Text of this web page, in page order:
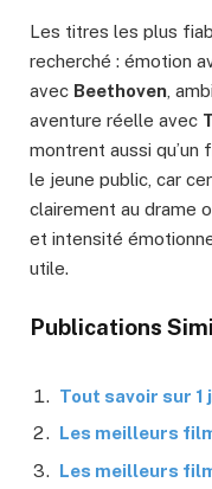
Les titres les plus
recherché : émotion
avec Beethoven ,
aventure réelle avec
montrent aussi qu’un
le jeune public, car
clairement au drame
et intensité
utile.
Publications
Tout savoir sur 1
Les meilleurs
Les meilleurs